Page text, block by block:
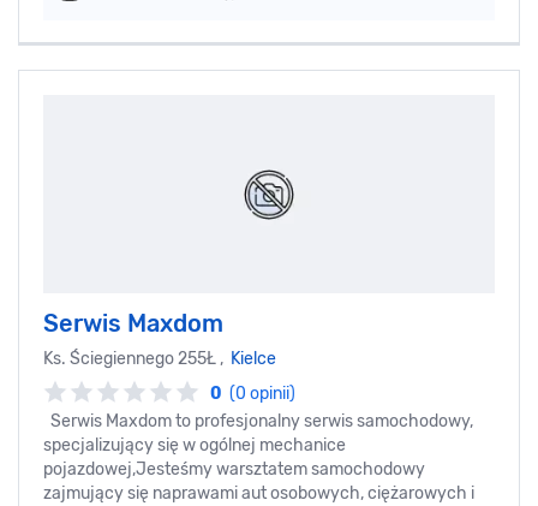
Serwis Maxdom
Ks. Ściegiennego 255Ł , Kielce
0 (0 opinii)
Serwis Maxdom to profesjonalny serwis samochodowy,
specjalizujący się w ogólnej mechanice
pojazdowej,Jesteśmy warsztatem samochodowy
zajmujący się naprawami aut osobowych, ciężarowych i